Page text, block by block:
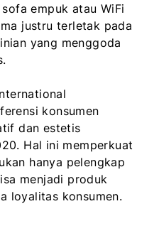
empuk atau WiFi
justru terletak pada
yang menggoda
konsumen
dan estetis
Hal ini memperkuat
hanya pelengkap
menjadi produk
loyalitas konsumen.